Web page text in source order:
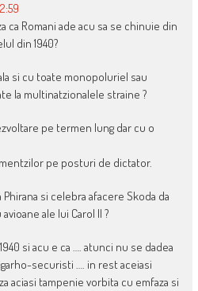
ca Romani ade acu sa se chinuie din
din 1940?
si cu toate monopoluriel sau
la multinatzionalele straine ?
pe termen lung dar cu o
pe posturi de dictator.
si celebra afacere Skoda da
ale lui Carol II ?
si acu e ca …. atunci nu se dadea
securisti …. in rest aceiasi
aciasi tampenie vorbita cu emfaza si